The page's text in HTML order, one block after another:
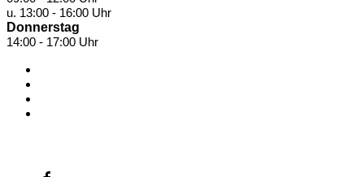
u. 13:00 - 16:00 Uhr
Donnerstag
14:00 - 17:00 Uhr